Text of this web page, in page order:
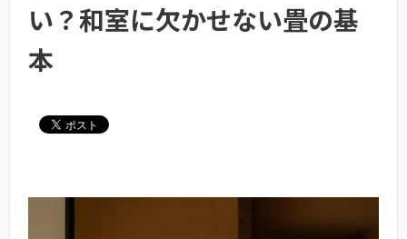
い？和室に欠かせない畳の基
本